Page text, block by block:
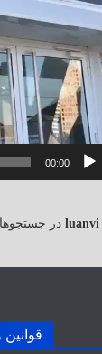
00:00
luanvi در